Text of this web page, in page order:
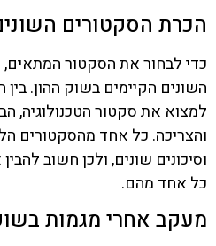
הכרת הסקטורים
כדי לבחור את הסקטור
השונים הקיימים בשוק ההון. בין
למצוא את סקטור הטכנולוגיה,
והצריכה. כל אחד מהסקטורים
וסיכונים שונים, ולכן חשוב
כל אחד מהם.
מעקב אחרי מגמות